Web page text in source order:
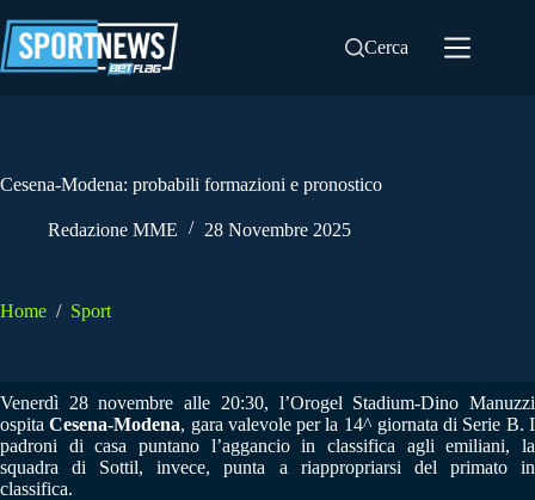
al
contenuto
Cerca
Cesena-Modena: probabili formazioni e pronostico
Redazione MME 28 Novembre 2025
Home / Sport
Venerdì 28 novembre alle 20:30, l’Orogel Stadium-Dino Manuzzi
ospitaCesena-Modena, gara valevole per la 14^ giornata di Serie B. I
padroni di casa puntano l’aggancio in classifica agli emiliani, la
squadra di Sottil, invece, punta a riappropriarsi del primato in
classifica.